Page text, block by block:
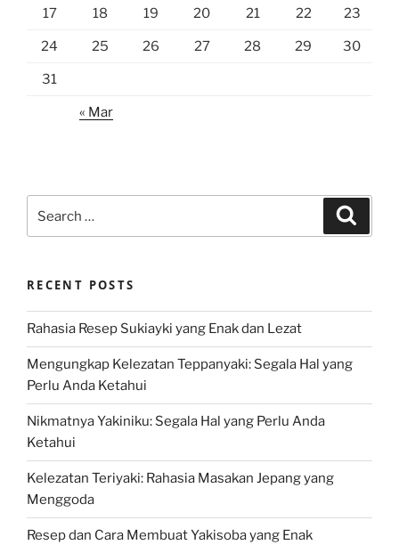
17 18 19 20 21 22 23
24 25 26 27 28 29 30
31
« Mar
for:
RECENT POSTS
Rahasia Resep Sukiayki yang Enak dan Lezat
Mengungkap Kelezatan Teppanyaki: Segala Hal yang
Perlu Anda Ketahui
Nikmatnya Yakiniku: Segala Hal yang Perlu Anda
Ketahui
Kelezatan Teriyaki: Rahasia Masakan Jepang yang
Menggoda
Resep dan Cara Membuat Yakisoba yang Enak